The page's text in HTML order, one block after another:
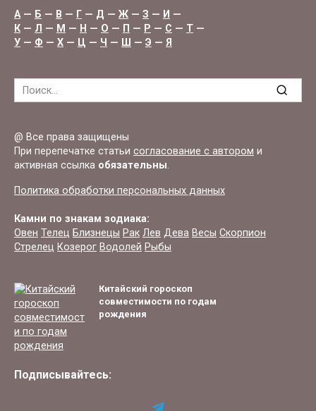
А— Б — В — Г — Д — Ж — З — И —
К — Л — М — Н — О — П — Р — С — Т —
У — Ф — Х — Ц — Ч — Ш — Э — Я
Search
@ Все права защищены
При перепечатке статьи согласование с автором и
активная ссылка обязательны.
Политика обработки персональных данных
Камни по знакам зодиака:
Овен Телец Близнецы Рак Лев Дева Весы Скорпион
Стрелец Козерог Водолей Рыбы
Китайский гороскоп
совместимости по годам
рождения
Подписывайтесь: